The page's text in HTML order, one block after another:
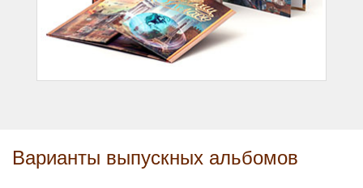
Варианты выпускных альбомов